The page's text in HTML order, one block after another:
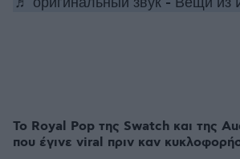
Το Royal Pop της Swatch και της
που έγινε viral πριν καν